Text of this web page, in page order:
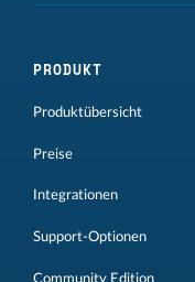
PRODUKT
Produktübersicht
Preise
Integrationen
Support-Optionen
Community Edition